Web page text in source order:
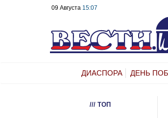
09 Августа 15:07
ДИАСПОРА ДЕНЬ
/// ТОП